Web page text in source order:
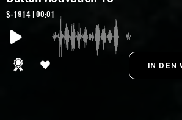
S-1914 | 00:01